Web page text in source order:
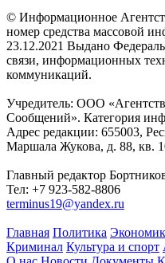
© Информационное
номер средства массовой
23.12.2021 Выдано
связи, информационных
коммуникаций.
Учредитель: ООО
Сообщений». Категория
Адрес редакции: 655003,
Маршала Жукова, д. 88, кв.
Главный редактор
Тел: +7 923-582-8806
terminus19@yandex.ru
Главная Политика
Криминал Культура и спорт